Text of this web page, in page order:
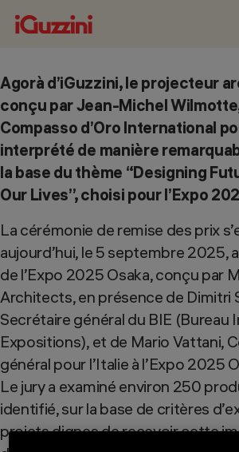
Agorà d’iGuzzini, le projecteur
conçu par Jean-Michel
Compasso d’Oro International
interprété de manière
la base du thème “Designing
Our Lives”, choisi pour l’Expo
La cérémonie de remise des prix
aujourd’hui, le 5 septembre 2025,
de l’Expo 2025 Osaka, conçu par
Architects, en présence de Dimitri
Secrétaire général du BIE (Bureau
Expositions), et de Mario Vattani,
général pour l’Italie à l’Expo 2025
Le jury a examiné environ 250
identifié, sur la base de critères
projets dignes de recevoir cette